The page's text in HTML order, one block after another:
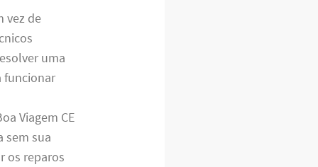
vez de
uma
funcionar
Viagem CE
sem sua
os reparos